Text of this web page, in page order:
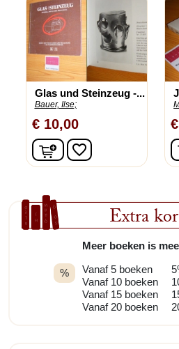
Extra
%
Meer boeken is
Vanaf 5 boeken
Vanaf 10 boeken
Vanaf 15 boeken
Vanaf 20 boeken
Glas und Steinzeug -...
Bauer, Ilse;
€ 10,00
In winkelwagen
favorite_border